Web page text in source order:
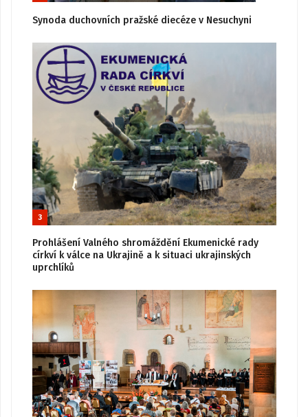
Synoda duchovních pražské diecéze v Nesuchyni
3
Prohlášení Valného shromáždění Ekumenické rady
církví k válce na Ukrajině a k situaci ukrajinských
uprchlíků